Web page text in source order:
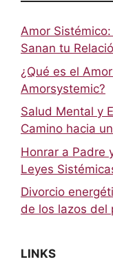
Amor
Sanan tu
¿Qué es el
Amorsystemic?
Salud Mental y
Camino hacia
Honrar a Padre
Leyes
Divorcio
de los lazos del
LINKS